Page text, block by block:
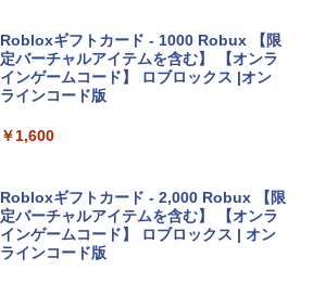
￥137,800
tomtoc 360°保護 15.6 16インチ パソコ
book Lenovo対応
Apple 2026 MacBook Air M5チップ搭載
13インチノートブック：AIとApple Intell
Robloxギフトカード - 1000 Robux 【限
定バーチャルアイテムを含む】 【オンラ
インゲームコード】 ロブロックス |オン
ラインコード版
￥1,600
Robloxギフトカード - 2,000 Robux 【限
定バーチャルアイテムを含む】 【オンラ
インゲームコード】 ロブロックス | オン
ラインコード版